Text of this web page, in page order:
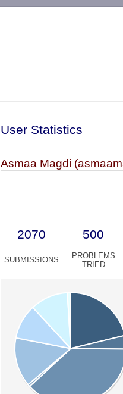
User Statistics
Asmaa Magdi
2070 500
SUBMISSIONS
PROBLEMS
TRIED